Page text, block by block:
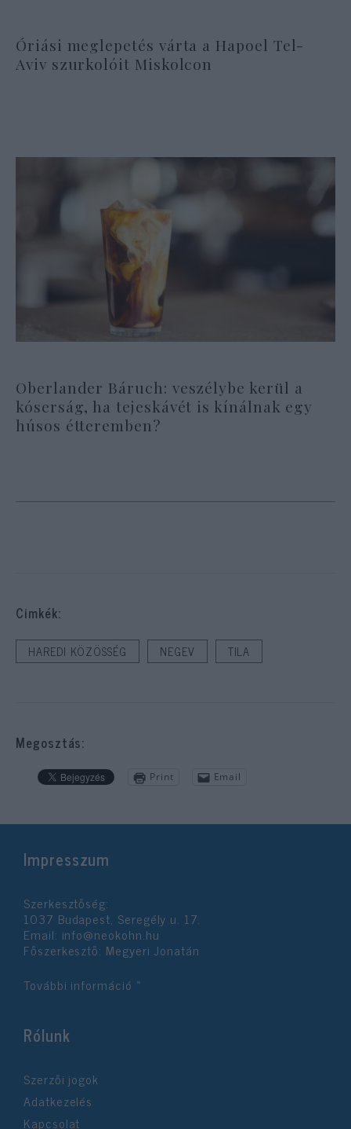
Óriási meglepetés várta a Hapoel Tel-
Aviv szurkolóit Miskolcon
Oberlander Báruch: veszélybe kerül a
kóserság, ha tejeskávét is kínálnak egy
húsos étteremben?
Cimkék:
HAREDI KÖZÖSSÉG NEGEV TILA
Megosztás:
Print Email
Impresszum
Szerkesztőség:
1037 Budapest, Seregély u. 17.
Email: info@neokohn.hu
Főszerkesztő: Megyeri Jonatán
További információ »
Rólunk
Szerzői jogok
Adatkezelés
Kapcsolat